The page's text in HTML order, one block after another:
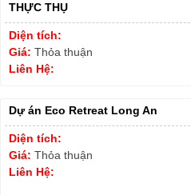
THỰC THỤ
Diện tích:
Giá: Thỏa thuận
Liên Hệ:
Dự án Eco Retreat Long An
Diện tích:
Giá: Thỏa thuận
Liên Hệ: